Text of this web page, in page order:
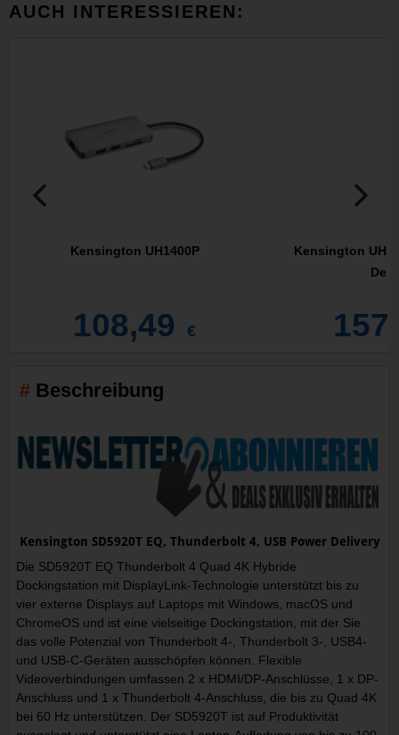
AUCH INTERESSIEREN:
Kensington UH1400P
108,49 €
Kensington
Beschreibung
Kensington SD5920T EQ, Thunderbolt 4, USB Power Delivery
Die SD5920T EQ Thunderbolt 4 Quad 4K Hybride
Dockingstation mit DisplayLink-Technologie unterstützt bis zu
vier externe Displays auf Laptops mit Windows, macOS und
ChromeOS und ist eine vielseitige Dockingstation, mit der Sie
das volle Potenzial von Thunderbolt 4-, Thunderbolt 3-, USB4-
und USB-C-Geräten ausschöpfen können. Flexible
Videoverbindungen umfassen 2 x HDMI/DP-Anschlüsse, 1 x DP-
Anschluss und 1 x Thunderbolt 4-Anschluss, die bis zu Quad 4K
bei 60 Hz unterstützen. Der SD5920T ist auf Produktivität